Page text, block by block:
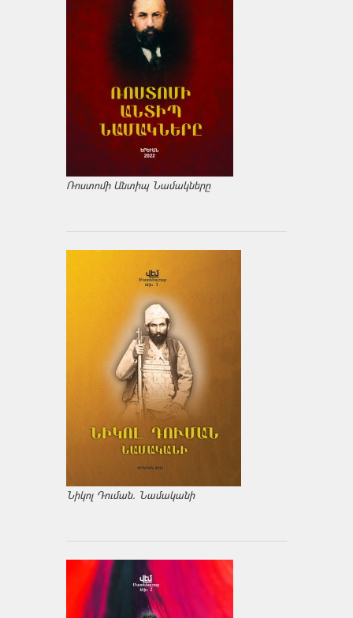
Ռոստոմի Անտիպ Նամակները
Նիկոլ Դուման. Նամականի